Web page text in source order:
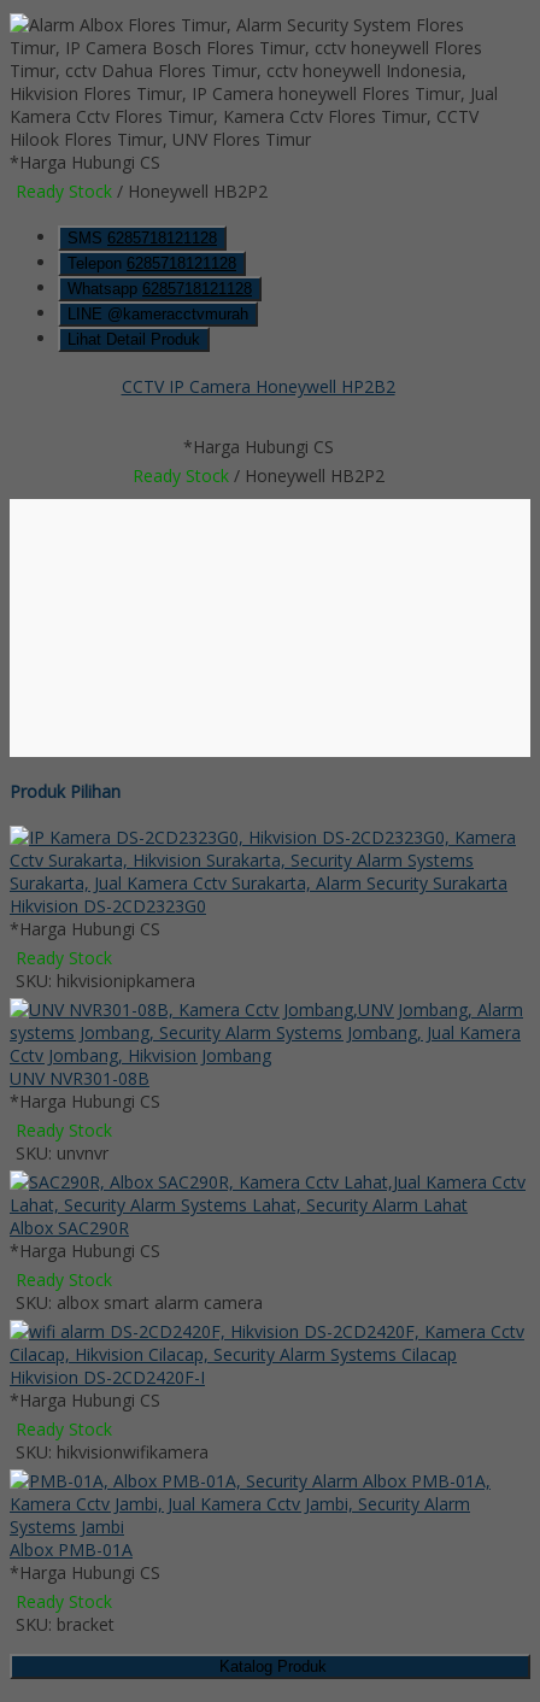
*Harga Hubungi CS
Ready Stock / Honeywell HB2P2
SMS 6285718121128
Telepon 6285718121128
Whatsapp 6285718121128
LINE @kameracctvmurah
Lihat Detail Produk
CCTV IP Camera Honeywell HP2B2
*Harga Hubungi CS
Ready Stock/ Honeywell HB2P2
Produk Pilihan
Hikvision DS-2CD2323G0
*Harga Hubungi CS
Ready Stock
SKU: hikvisionipkamera
UNV NVR301-08B
*Harga Hubungi CS
Ready Stock
SKU: unvnvr
Albox SAC290R
*Harga Hubungi CS
Ready Stock
SKU: albox smart alarm camera
Hikvision DS-2CD2420F-I
*Harga Hubungi CS
Ready Stock
SKU: hikvisionwifikamera
Albox PMB-01A
*Harga Hubungi CS
Ready Stock
SKU: bracket
Katalog Produk